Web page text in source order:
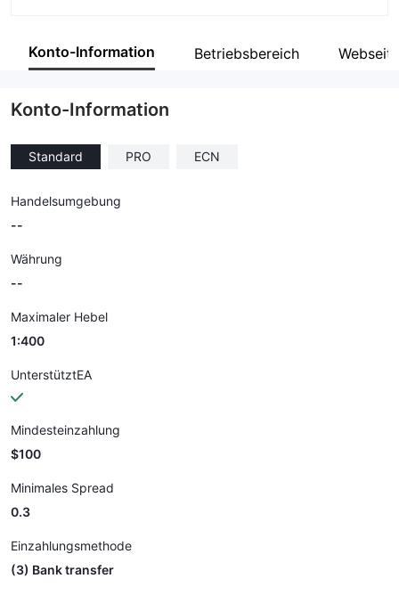
Konto-Information Betriebsbereich Webseite
Konto-Information
Standard PRO ECN
Handelsumgebung
--
Währung
--
Maximaler Hebel
1:400
UnterstütztEA
Mindesteinzahlung
$100
Minimales Spread
0.3
Einzahlungsmethode
(3) Bank transfer